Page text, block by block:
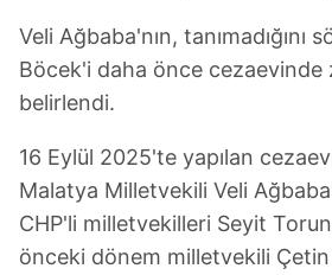
kılınması ve kişiselleştirilmesi ve
reklam/pazarlama faaliyetlerinin
sınırlı olarak açık rızanız dahilinde
Çerezlere ilişkin tercihlerinizi
vasıtasıyla belirleyebilirsiniz.
için Ayarlar butonuna tıklayabilir,
Metnimiziziyaret edebilirsiniz.
Veli Ağbaba'nın, tanımadığını
Böcek'i daha önce
belirlendi.
16 Eylül 2025'te yapılan
Malatya Milletvekili Veli
CHP'li milletvekilleri Seyit
önceki dönem milletvekili